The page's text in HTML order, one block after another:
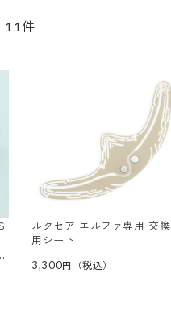
11件
ルクセア エルファ専用 交換
用シート
3,300